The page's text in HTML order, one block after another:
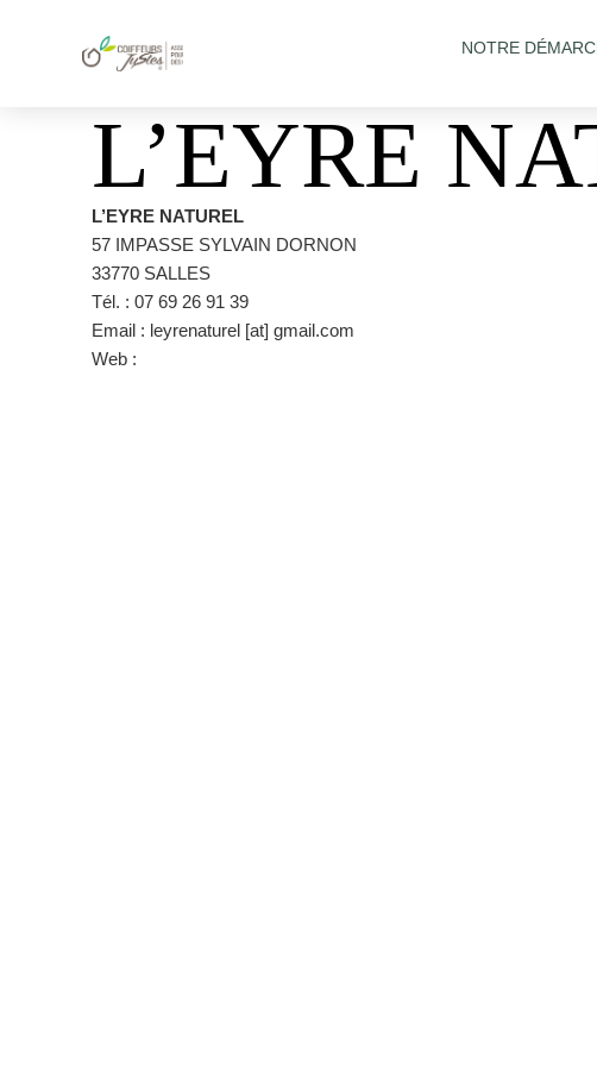
NOTRE
L’EYRE
L’EYRE NATUREL
57 IMPASSE SYLVAIN DORNON
33770 SALLES
Tél. : 07 69 26 91 39
Email : leyrenaturel [at] gmail.com
Web :